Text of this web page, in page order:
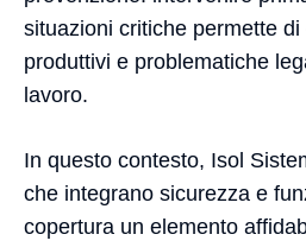
situazioni critiche permette di
produttivi e problematiche
lavoro.
In questo contesto, Isol
che integrano sicurezza e
copertura un elemento